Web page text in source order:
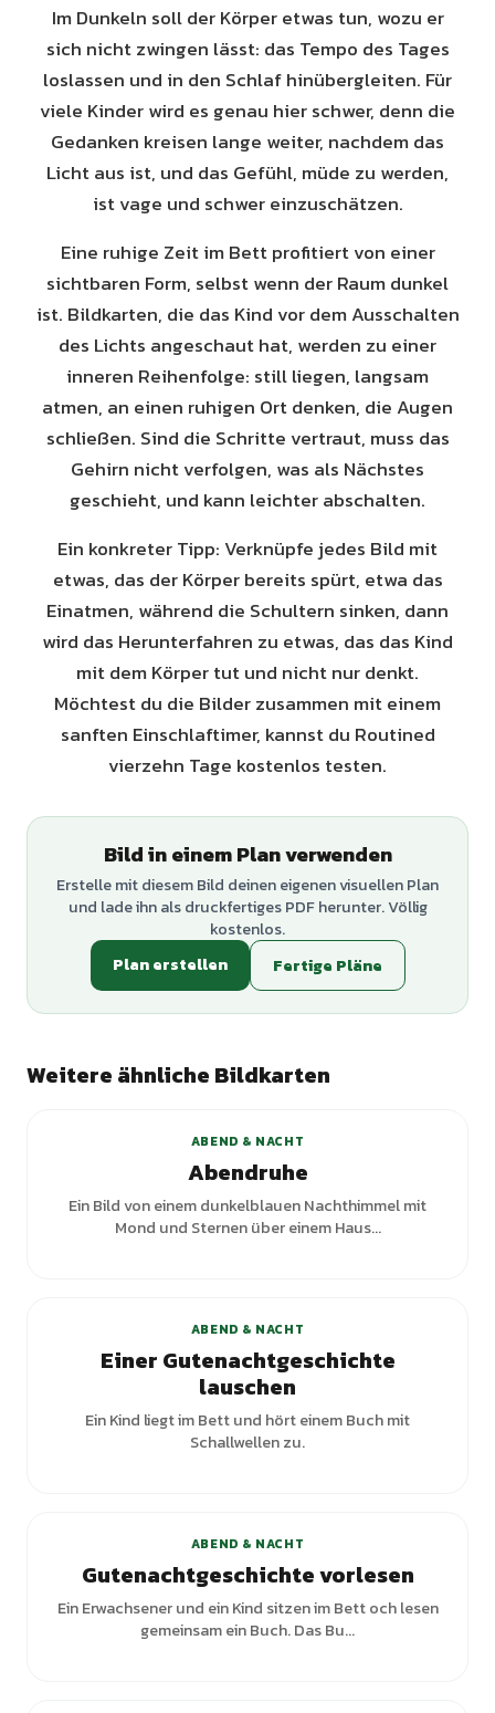
Im Dunkeln soll der Körper etwas tun, wozu er
sich nicht zwingen lässt: das Tempo des Tages
loslassen und in den Schlaf hinübergleiten. Für
viele Kinder wird es genau hier schwer, denn die
Gedanken kreisen lange weiter, nachdem das
Licht aus ist, und das Gefühl, müde zu werden,
ist vage und schwer einzuschätzen.
Eine ruhige Zeit im Bett profitiert von einer
sichtbaren Form, selbst wenn der Raum dunkel
ist. Bildkarten, die das Kind vor dem Ausschalten
des Lichts angeschaut hat, werden zu einer
inneren Reihenfolge: still liegen, langsam
atmen, an einen ruhigen Ort denken, die Augen
schließen. Sind die Schritte vertraut, muss das
Gehirn nicht verfolgen, was als Nächstes
geschieht, und kann leichter abschalten.
Ein konkreter Tipp: Verknüpfe jedes Bild mit
etwas, das der Körper bereits spürt, etwa das
Einatmen, während die Schultern sinken, dann
wird das Herunterfahren zu etwas, das das Kind
mit dem Körper tut und nicht nur denkt.
Möchtest du die Bilder zusammen mit einem
sanften Einschlaftimer, kannst du Routined
vierzehn Tage kostenlos testen.
Bild in einem Plan verwenden
Erstelle mit diesem Bild deinen eigenen visuellen Plan
und lade ihn als druckfertiges PDF herunter. Völlig
kostenlos.
Plan erstellen
Fertige Pläne
Weitere ähnliche Bildkarten
ABEND & NACHT
Abendruhe
Ein Bild von einem dunkelblauen Nachthimmel mit
Mond und Sternen über einem Haus...
ABEND & NACHT
Einer Gutenachtgeschichte
lauschen
Ein Kind liegt im Bett und hört einem Buch mit
Schallwellen zu.
ABEND & NACHT
Gutenachtgeschichte vorlesen
Ein Erwachsener und ein Kind sitzen im Bett och lesen
gemeinsam ein Buch. Das Bu...